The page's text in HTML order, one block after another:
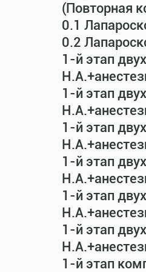
(Повторная
0.1
0.2
1-й этап
1-й этап
1-й этап
1-й этап
1-й этап
1-й этап
1-й этап